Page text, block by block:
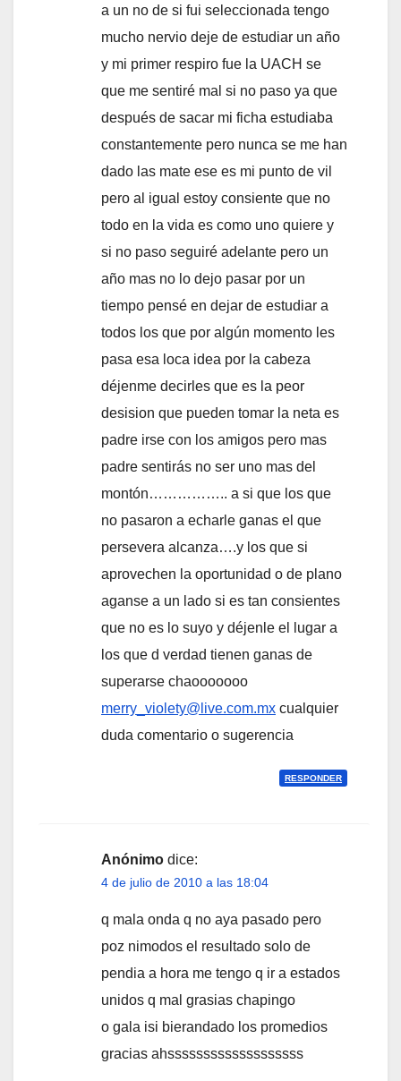
a un no de si fui seleccionada tengo
mucho nervio deje de estudiar un año
y mi primer respiro fue la UACH se
que me sentiré mal si no paso ya que
después de sacar mi ficha estudiaba
constantemente pero nunca se me han
dado las mate ese es mi punto de vil
pero al igual estoy consiente que no
todo en la vida es como uno quiere y
si no paso seguiré adelante pero un
año mas no lo dejo pasar por un
tiempo pensé en dejar de estudiar a
todos los que por algún momento les
pasa esa loca idea por la cabeza
déjenme decirles que es la peor
desision que pueden tomar la neta es
padre irse con los amigos pero mas
padre sentirás no ser uno mas del
montón…………….. a si que los que
no pasaron a echarle ganas el que
persevera alcanza….y los que si
aprovechen la oportunidad o de plano
aganse a un lado si es tan consientes
que no es lo suyo y déjenle el lugar a
los que d verdad tienen ganas de
superarse chaooooooo
merry_violety@live.com.mx cualquier
duda comentario o sugerencia
RESPONDER
Anónimo dice:
4 de julio de 2010 a las 18:04
q mala onda q no aya pasado pero
poz nimodos el resultado solo de
pendia a hora me tengo q ir a estados
unidos q mal grasias chapingo
o gala isi bierandado los promedios
gracias ahsssssssssssssssssss